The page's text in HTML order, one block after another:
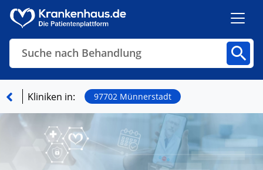
Suche nach Behandlung
Kliniken in: 97702 Münnerstadt